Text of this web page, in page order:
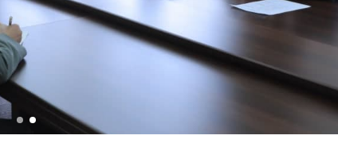
Qurolli Kuchlari tashkil etilganining
chogʻida qahramonlarcha halok boʻlgan
gul qoʻyishib, ularning xotirasiga hurmat
34 yilligi hamda Vatan himoyachilari
to‘g‘risida”gi Farmoni / / Prezident
shahri Yunusobod tumanida barpo
yirik markaziga aylanib borayotgan
trening o‘tkazildi / / Qoraqalpogʻiston
shaxs qo'lga olindi / / Toshkent shahrida